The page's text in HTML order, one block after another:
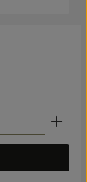
Wert ein oder